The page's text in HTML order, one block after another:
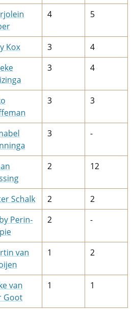
4 5
Kox 3
4
3 4
3 3
3 -
2 12
Schalk 2
2
Perin-
2 -
van
1 2
van
Goot
1 1